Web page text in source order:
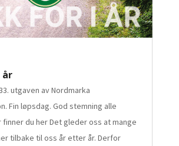
år
utgaven av Nordmarka
Fin løpsdag. God stemning alle
du her Det gleder oss at mange
tilbake til oss år etter år. Derfor